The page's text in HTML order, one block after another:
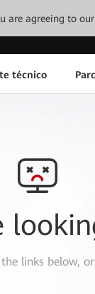
are agreeing to
técnico
links below,